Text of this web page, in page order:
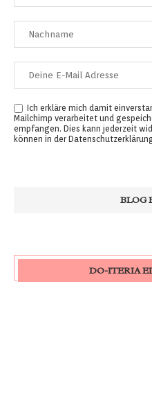
Ich erkläre mich damit
Mailchimp verarbeitet und
empfangen. Dies kann jederzeit
können in der
DO-ITERIA